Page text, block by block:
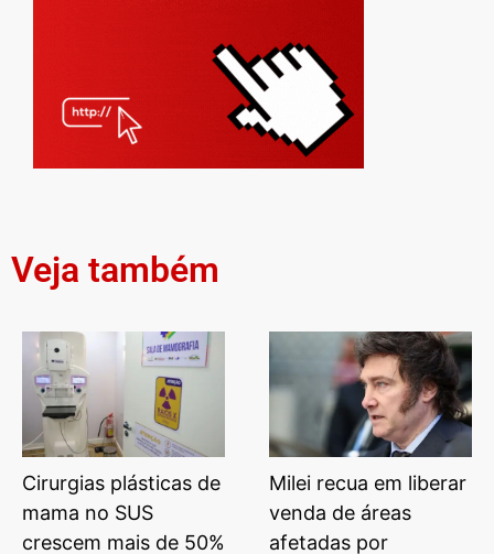
Veja também
Cirurgias plásticas de
mama no SUS
crescem mais de 50%
Milei recua em liberar
venda de áreas
afetadas por